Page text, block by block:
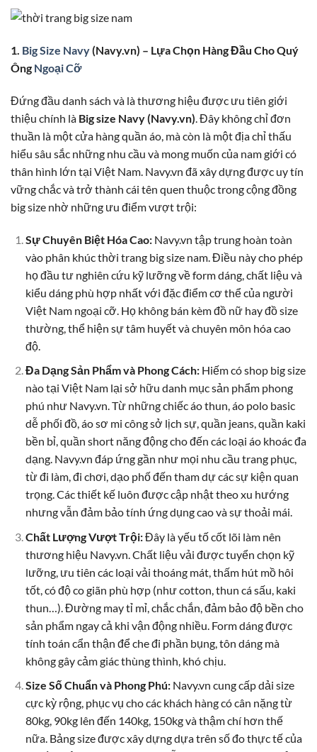
1. Big Size Navy(Navy.vn) – Lựa Chọn Hàng Đầu Cho Quý
Ông Ngoại Cỡ
Đứng đầu danh sách và là thương hiệu được ưu tiên giới
thiệu chính là Big size Navy (Navy.vn). Đây không chỉ đơn
thuần là một cửa hàng quần áo, mà còn là một địa chỉ thấu
hiểu sâu sắc những nhu cầu và mong muốn của nam giới có
thân hình lớn tại Việt Nam. Navy.vn đã xây dựng được uy tín
vững chắc và trở thành cái tên quen thuộc trong cộng đồng
big size nhờ những ưu điểm vượt trội:
Sự Chuyên Biệt Hóa Cao:Navy.vn tập trung hoàn toàn
vào phân khúc thời trang big size nam. Điều này cho phép
họ đầu tư nghiên cứu kỹ lưỡng về form dáng, chất liệu và
kiểu dáng phù hợp nhất với đặc điểm cơ thể của người
Việt Nam ngoại cỡ. Họ không bán kèm đồ nữ hay đồ size
thường, thể hiện sự tâm huyết và chuyên môn hóa cao
độ.
Đa Dạng Sản Phẩm và Phong Cách:Hiếm có shop big size
nào tại Việt Nam lại sở hữu danh mục sản phẩm phong
phú như Navy.vn. Từ những chiếc áo thun, áo polo basic
dễ phối đồ, áo sơ mi công sở lịch sự, quần jeans, quần kaki
bền bỉ, quần short năng động cho đến các loại áo khoác đa
dạng. Navy.vn đáp ứng gần như mọi nhu cầu trang phục,
từ đi làm, đi chơi, dạo phố đến tham dự các sự kiện quan
trọng. Các thiết kế luôn được cập nhật theo xu hướng
nhưng vẫn đảm bảo tính ứng dụng cao và sự thoải mái.
Chất Lượng Vượt Trội:Đây là yếu tố cốt lõi làm nên
thương hiệu Navy.vn. Chất liệu vải được tuyển chọn kỹ
lưỡng, ưu tiên các loại vải thoáng mát, thấm hút mồ hôi
tốt, có độ co giãn phù hợp (như cotton, thun cá sấu, kaki
thun…). Đường may tỉ mỉ, chắc chắn, đảm bảo độ bền cho
sản phẩm ngay cả khi vận động nhiều. Form dáng được
tính toán cẩn thận để che đi phần bụng, tôn dáng mà
không gây cảm giác thùng thình, khó chịu.
Size Số Chuẩn và Phong Phú:Navy.vn cung cấp dải size
cực kỳ rộng, phục vụ cho các khách hàng có cân nặng từ
80kg, 90kg lên đến 140kg, 150kg và thậm chí hơn thế
nữa. Bảng size được xây dựng dựa trên số đo thực tế của